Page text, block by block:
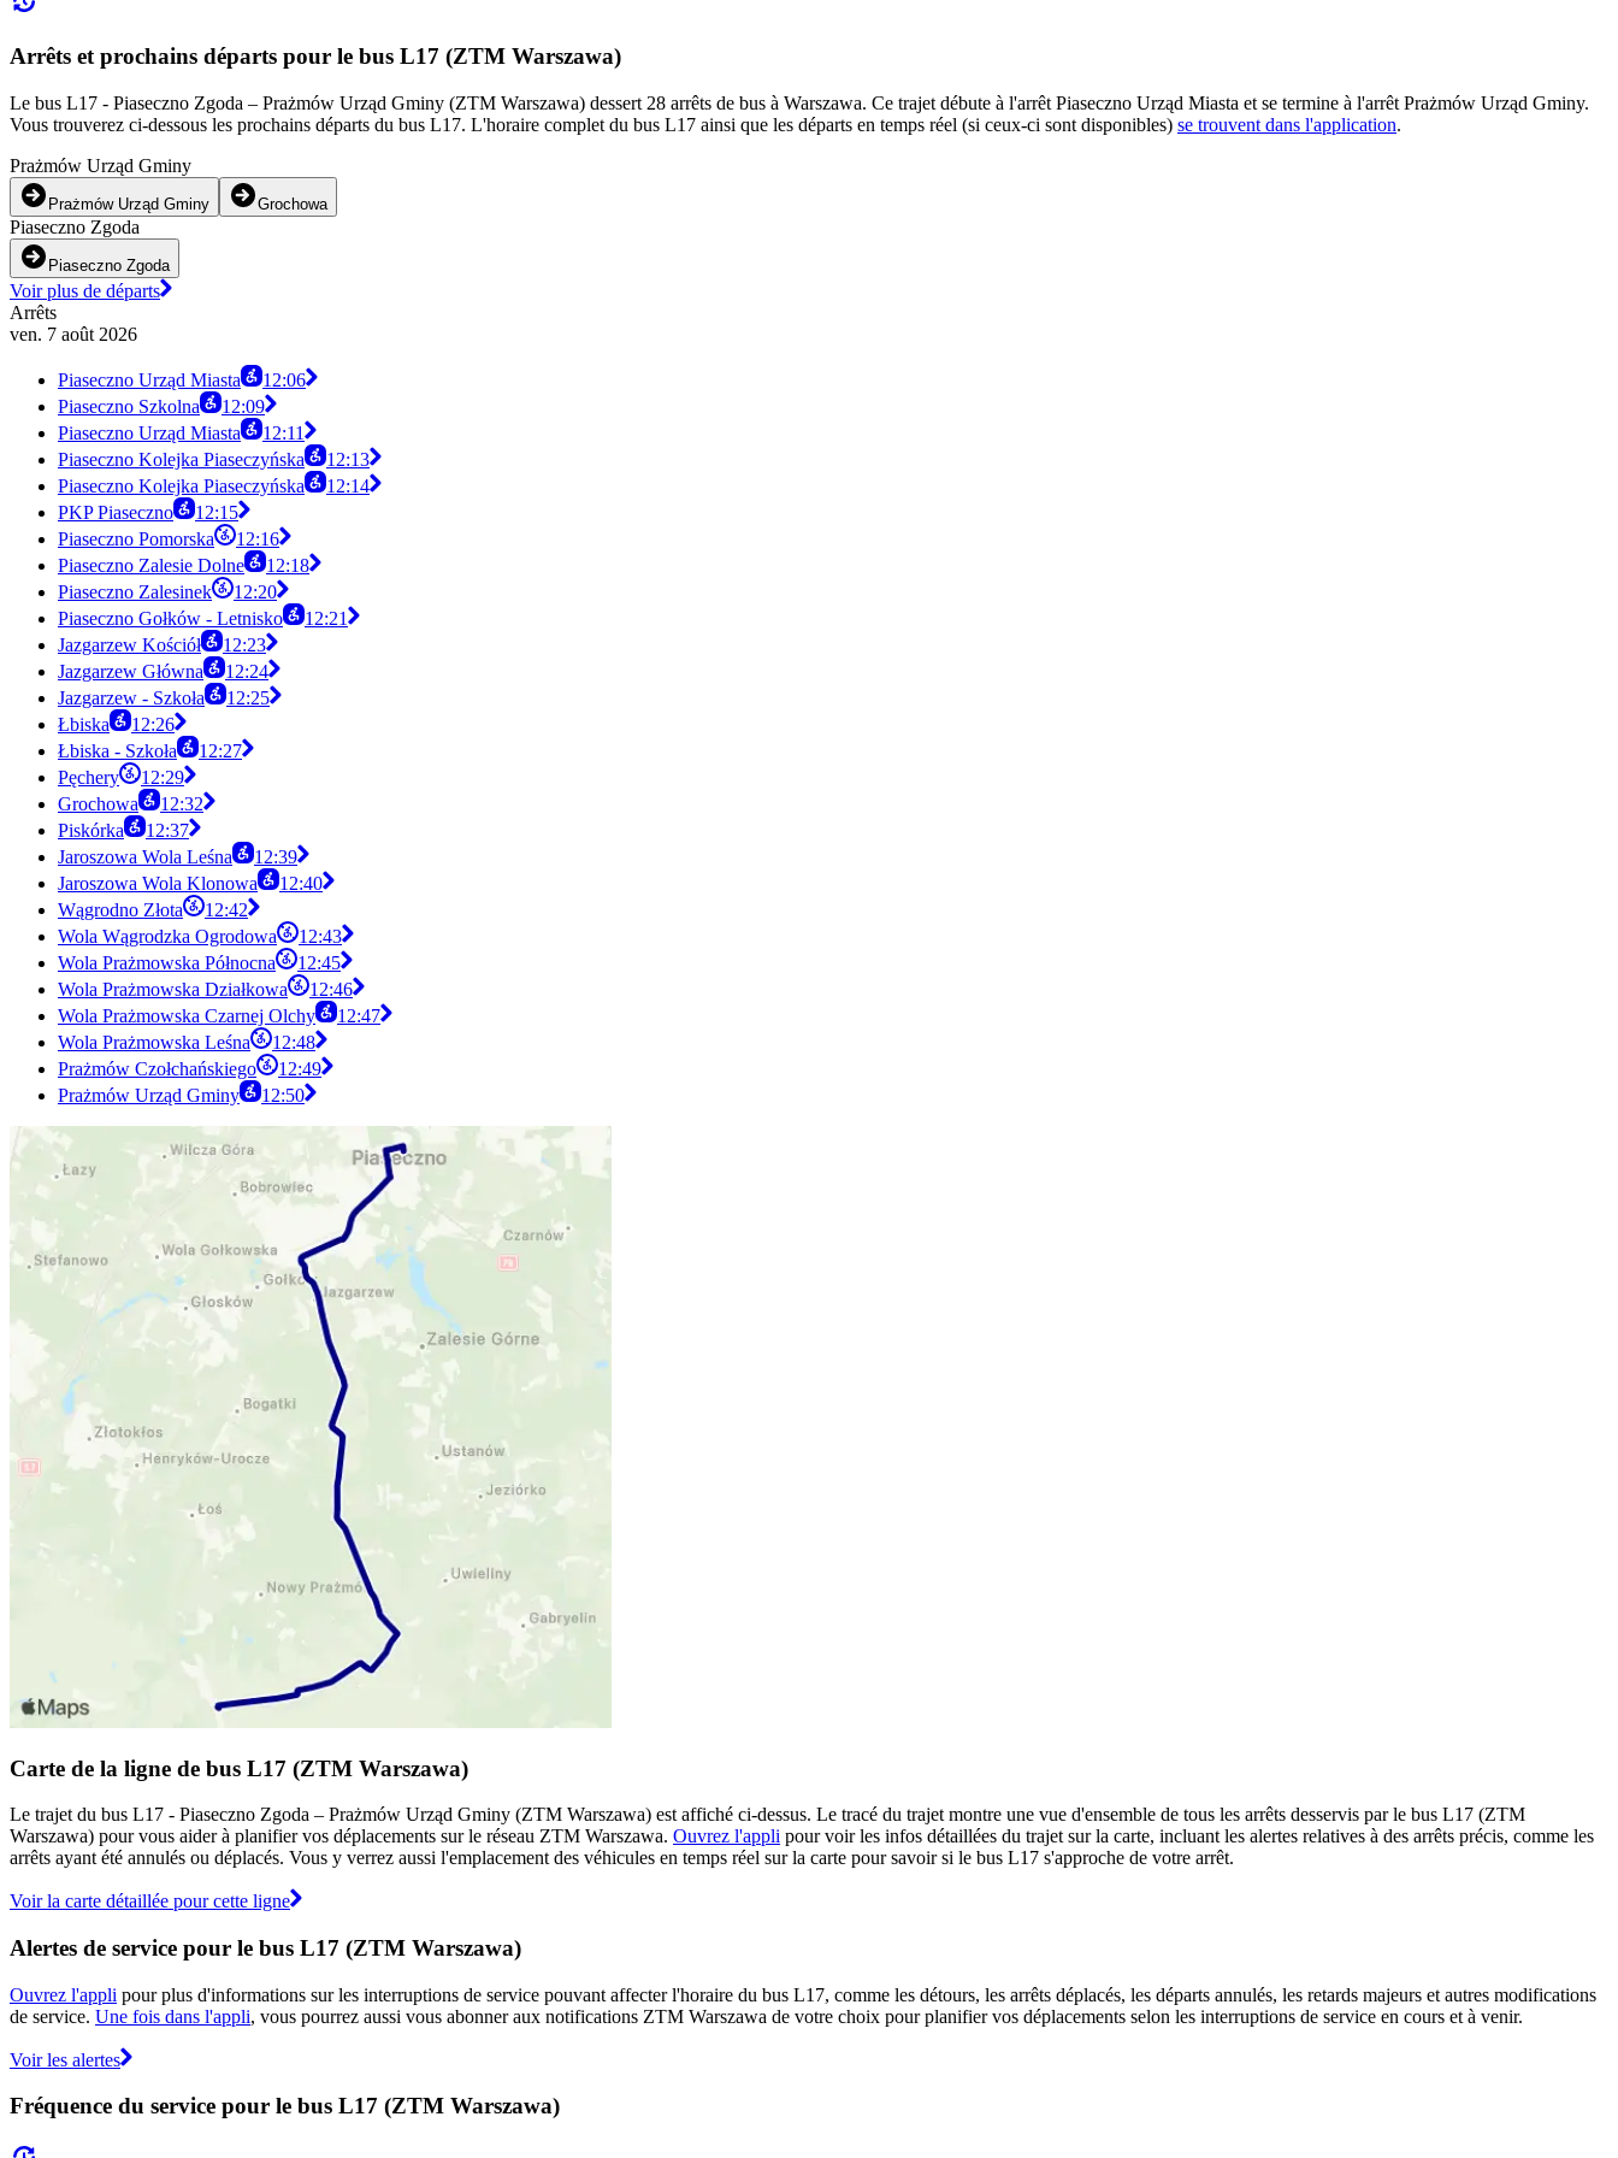
Arrêts et prochains départs pour le bus L17 (ZTM Warszawa)
Le bus L17 - Piaseczno Zgoda – Prażmów Urząd Gminy (ZTM Warszawa) dessert 28 arrêts de bus à Warszawa. Ce trajet débute à l'arrêt Piaseczno Urząd Miasta et se termine à l'arrêt Prażmów Urząd Gminy.
Vous trouverez ci-dessous les prochains départs du bus L17. L'horaire complet du bus L17 ainsi que les départs en temps réel (si ceux-ci sont disponibles) se trouvent dans l'application.
Prażmów Urząd Gminy
Prażmów Urząd Gminy Grochowa
Piaseczno Zgoda
Piaseczno Zgoda
Voir plus de départs
Arrêts
ven. 7 août 2026
Piaseczno Urząd Miasta
12:06
Piaseczno Szkolna
12:09
Piaseczno Urząd Miasta
12:11
Piaseczno Kolejka Piaseczyńska
12:13
Piaseczno Kolejka Piaseczyńska
12:14
PKP Piaseczno
12:15
Piaseczno Pomorska
12:16
Piaseczno Zalesie Dolne
12:18
Piaseczno Zalesinek
12:20
Piaseczno Gołków - Letnisko
12:21
Jazgarzew Kościół
12:23
Jazgarzew Główna
12:24
Jazgarzew - Szkoła
12:25
Łbiska
12:26
Łbiska - Szkoła
12:27
Pęchery
12:29
Grochowa
12:32
Piskórka
12:37
Jaroszowa Wola Leśna
12:39
Jaroszowa Wola Klonowa
12:40
Wągrodno Złota
12:42
Wola Wągrodzka Ogrodowa
12:43
Wola Prażmowska Północna
12:45
Wola Prażmowska Działkowa
12:46
Wola Prażmowska Czarnej Olchy
12:47
Wola Prażmowska Leśna
12:48
Prażmów Czołchańskiego
12:49
Prażmów Urząd Gminy
12:50
Carte de la ligne de bus L17 (ZTM Warszawa)
Le trajet du bus L17 - Piaseczno Zgoda – Prażmów Urząd Gminy (ZTM Warszawa) est affiché ci-dessus. Le tracé du trajet montre une vue d'ensemble de tous les arrêts desservis par le bus L17 (ZTM
Warszawa) pour vous aider à planifier vos déplacements sur le réseau ZTM Warszawa. Ouvrez l'appli pour voir les infos détaillées du trajet sur la carte, incluant les alertes relatives à des arrêts précis, comme les
arrêts ayant été annulés ou déplacés. Vous y verrez aussi l'emplacement des véhicules en temps réel sur la carte pour savoir si le bus L17 s'approche de votre arrêt.
Voir la carte détaillée pour cette ligne
Alertes de service pour le bus L17 (ZTM Warszawa)
Ouvrez l'appli pour plus d'informations sur les interruptions de service pouvant affecter l'horaire du bus L17, comme les détours, les arrêts déplacés, les départs annulés, les retards majeurs et autres modifications
de service. Une fois dans l'appli, vous pourrez aussi vous abonner aux notifications ZTM Warszawa de votre choix pour planifier vos déplacements selon les interruptions de service en cours et à venir.
Voir les alertes
Fréquence du service pour le bus L17 (ZTM Warszawa)